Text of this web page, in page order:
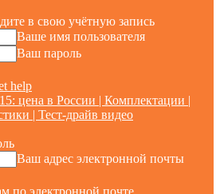
в свою учётную запись
Ваше имя пользователя
Ваш пароль
help
цена в России | Комплектации |
| Тест-драйв видео
Ваш адрес электронной почты
по электронной почте.